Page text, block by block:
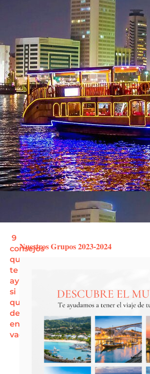
9
consejos
que
te
ayudarán
si
quieres
desconectar
en
vacaciones
vacaciones
Nuestros Grupos 2023-2024